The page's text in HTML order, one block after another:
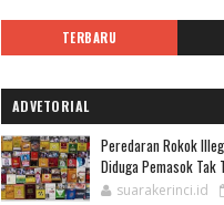
TERBARU
ADVETORIAL
Peredaran Rokok
Diduga Pemasok Tak
suarakerinci.id